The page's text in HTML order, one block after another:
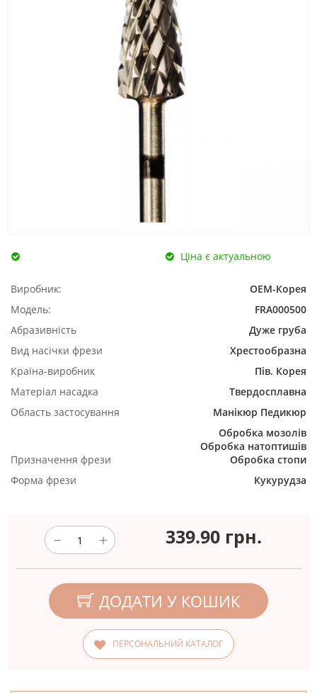
Ціна є актуальною
Виробник:
ОЕМ-Корея
Модель:
FRA000500
Абразивність
Дуже груба
Вид насічки фрези
Хрестообразна
Країна-виробник
Пів. Корея
Матеріал насадка
Твердосплавна
Область застосування
Манікюр Педикюр
Призначення фрези
Обробка мозолів
Обробка натоптишів
Обробка стопи
Форма фрези
Кукурудза
339.90 грн.
ДОДАТИ У КОШИК
ПЕРСОНАЛЬНИЙ КАТАЛОГ